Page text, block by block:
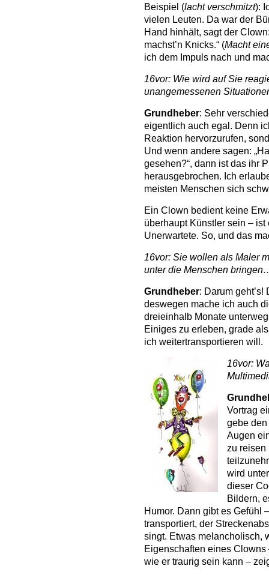
Beispiel (lacht verschmitzt):
vielen Leuten. Da war der
Hand hinhält, sagt der
machst’n Knicks.“ (Macht
ich dem Impuls nach und
16vor: Wie wird auf Sie
unangemessenen
Grundheber: Sehr
eigentlich auch egal. Denn
Reaktion hervorzurufen,
Und wenn andere sagen:
gesehen?“, dann ist das ihr
herausgebrochen. Ich
meisten Menschen sich
Ein Clown bedient keine
überhaupt Künstler sein –
Unerwartete. So, und das
16vor: Sie wollen als Maler
unter die Menschen
Grundheber: Darum
deswegen mache ich auch
dreieinhalb Monate
Einiges zu erleben, grade
ich weitertransportieren will.
16vor:
Vortrag
gebe
Augen
zu reisen
wird
dieser
Bildern,
Humor. Dann gibt es Gefühl
transportiert, der
singt. Etwas melancholisch,
Eigenschaften eines
wie er traurig sein kann –